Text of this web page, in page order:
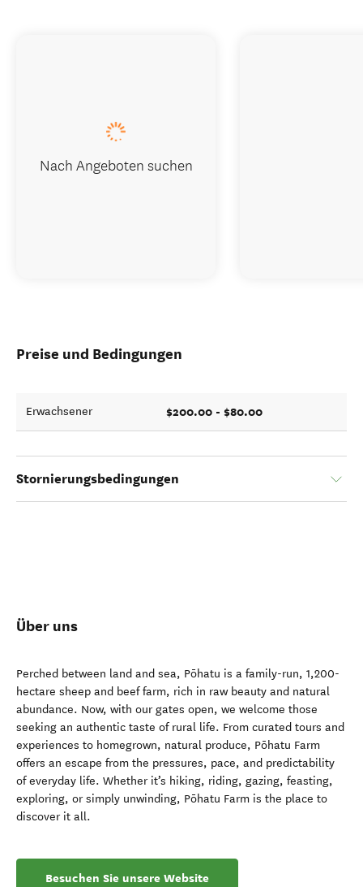
Preise und Bedingungen
Erwachsener $200.00 - $80.00
Stornierungsbedingungen
Über uns
Perched between land and sea, Pōhatu is a family-run, 1,200-
hectare sheep and beef farm, rich in raw beauty and natural
abundance. Now, with our gates open, we welcome those
seeking an authentic taste of rural life. From curated tours and
experiences to homegrown, natural produce, Pōhatu Farm
offers an escape from the pressures, pace, and predictability
of everyday life. Whether it’s hiking, riding, gazing, feasting,
exploring, or simply unwinding, Pōhatu Farm is the place to
discover it all.
Besuchen Sie unsere Website
Nach Angeboten suchen